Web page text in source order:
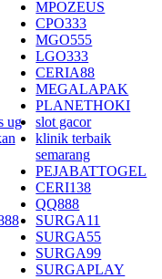
MPOZEUS
CPO333
MGO555
LGO333
CERIA88
MEGALAPAK
PLANETHOKI
ug
slot gacor
klinik terbaik
semarang
PEJABATTOGEL
CERI138
QQ888
SURGA11
SURGA55
SURGA99
SURGAPLAY